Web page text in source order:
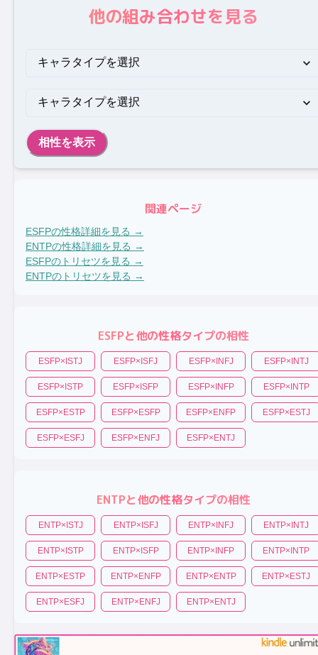
他の組み合わせを見る
相性を表示
関連ページ
ESFPの性格詳細を見る →
ENTPの性格詳細を見る →
ESFPのトリセツを見る →
ENTPのトリセツを見る →
ESFPと他の性格タイプの相性
ESFP× ISTJ ESFP× ISFJ ESFP× INFJ ESFP× INTJ
ESFP× ISTP ESFP× ISFP ESFP× INFP ESFP× INTP
ESFP× ESTP ESFP× ESFP ESFP× ENFP ESFP× ESTJ
ESFP× ESFJ ESFP× ENFJ ESFP× ENTJ
ENTPと他の性格タイプの相性
ENTP× ISTJ ENTP× ISFJ ENTP× INFJ ENTP× INTJ
ENTP× ISTP ENTP× ISFP ENTP× INFP ENTP× INTP
ENTP× ESTP ENTP× ENFP ENTP× ENTP ENTP× ESTJ
ENTP× ESFJ ENTP× ENFJ ENTP× ENTJ